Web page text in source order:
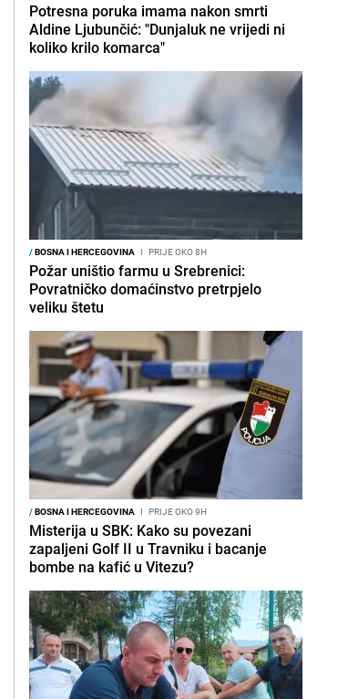
Potresna poruka imama nakon smrti
Aldine Ljubunčić: "Dunjaluk ne vrijedi ni
koliko krilo komarca"
/BOSNA I HERCEGOVINA I PRIJE OKO 8H
Požar uništio farmu u Srebrenici:
Povratničko domaćinstvo pretrpjelo
veliku štetu
/BOSNA I HERCEGOVINA I PRIJE OKO 9H
Misterija u SBK: Kako su povezani
zapaljeni Golf II u Travniku i bacanje
bombe na kafić u Vitezu?